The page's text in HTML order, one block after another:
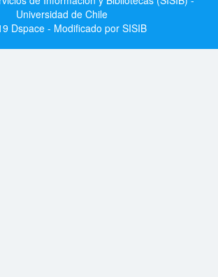
Universidad de Chile
Dspace - Modificado por SISIB